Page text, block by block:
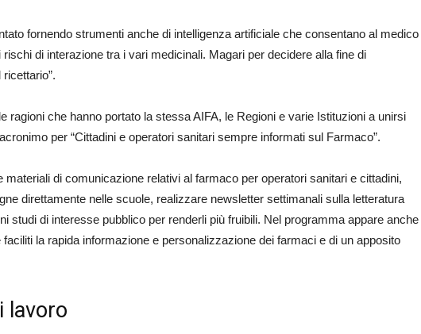
fornendo strumenti anche di intelligenza artificiale che consentano al medico
di interazione tra i vari medicinali. Magari per decidere alla fine di
ragioni che hanno portato la stessa AIFA, le Regioni e varie Istituzioni a unirsi
per “Cittadini e operatori sanitari sempre informati sul Farmaco”.
materiali di comunicazione relativi al farmaco per operatori sanitari e cittadini,
direttamente nelle scuole, realizzare newsletter settimanali sulla letteratura
studi di interesse pubblico per renderli più fruibili. Nel programma appare anche
la rapida informazione e personalizzazione dei farmaci e di un apposito
lavoro